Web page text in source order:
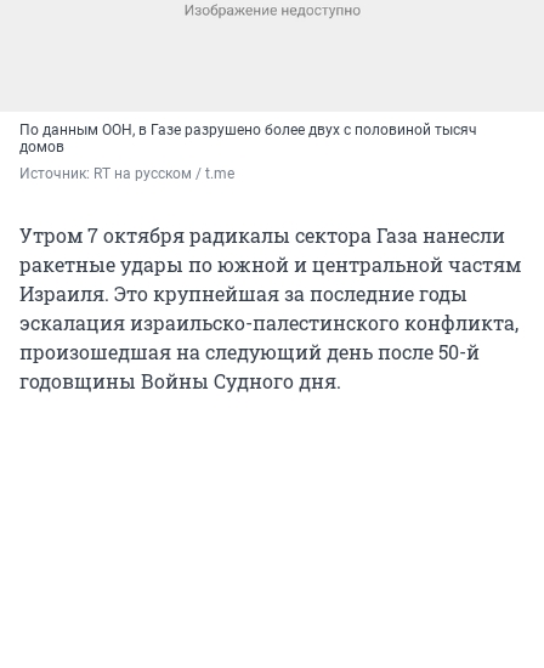
По данным ООН, в Газе разрушено более двух с половиной тысяч
домов
Источник: RT на русском / t.me
Утром 7 октября радикалы сектора Газа нанесли
ракетные удары по южной и центральной частям
Израиля. Это крупнейшая за последние годы
эскалация израильско-палестинского конфликта,
произошедшая на следующий день после 50-й
годовщины Войны Судного дня.